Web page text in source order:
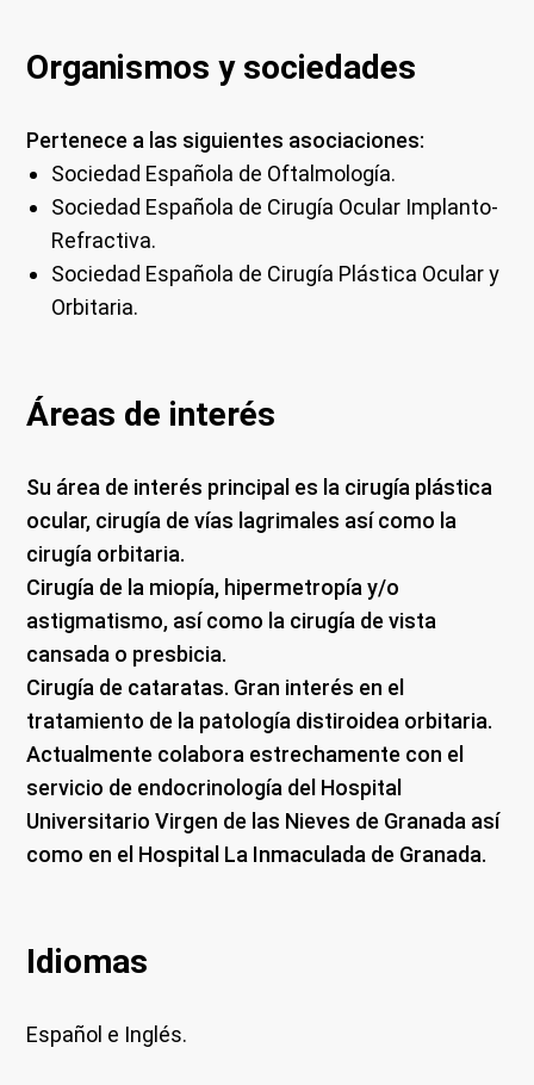
Organismos y sociedades
Pertenece a las siguientes asociaciones:
Sociedad Española de Oftalmología.
Sociedad Española de Cirugía Ocular Implanto-
Refractiva.
Sociedad Española de Cirugía Plástica Ocular y
Orbitaria.
Áreas de interés
Su área de interés principal es la cirugía plástica
ocular, cirugía de vías lagrimales así como la
cirugía orbitaria.
Cirugía de la miopía, hipermetropía y/o
astigmatismo, así como la cirugía de vista
cansada o presbicia.
Cirugía de cataratas. Gran interés en el
tratamiento de la patología distiroidea orbitaria.
Actualmente colabora estrechamente con el
servicio de endocrinología del Hospital
Universitario Virgen de las Nieves de Granada así
como en el Hospital La Inmaculada de Granada.
Idiomas
Español e Inglés.